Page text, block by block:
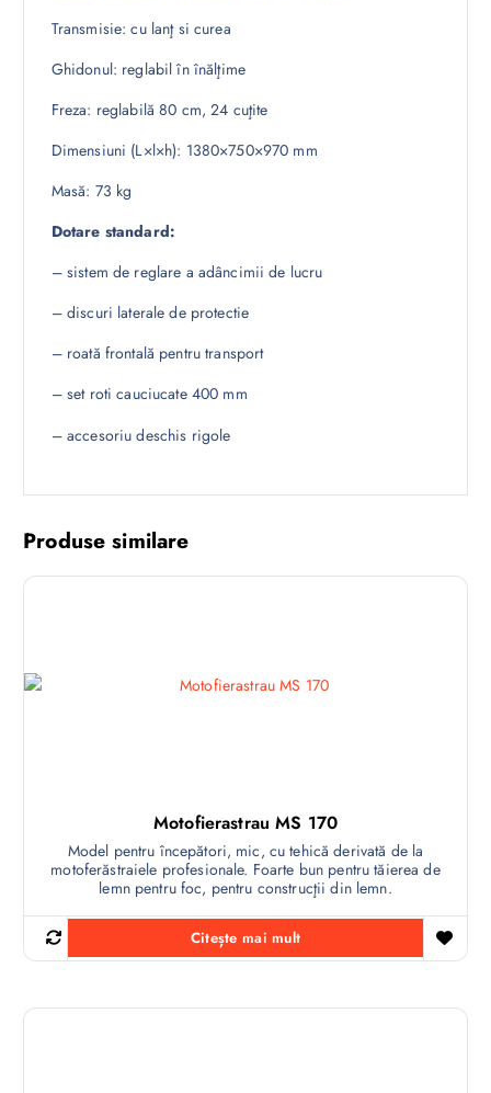
Transmisie: cu lanţ si curea
Ghidonul: reglabil în înălţime
Freza: reglabilă 80 cm, 24 cuţite
Dimensiuni (L×l×h): 1380×750×970 mm
Masă: 73 kg
Dotare standard:
– sistem de reglare a adâncimii de lucru
– discuri laterale de protectie
– roată frontală pentru transport
– set roti cauciucate 400 mm
– accesoriu deschis rigole
Produse similare
Motofierastrau MS 170
Model pentru începători, mic, cu tehică derivată de la
motoferăstraiele profesionale. Foarte bun pentru tăierea de
lemn pentru foc, pentru construcţii din lemn.
Citește mai mult